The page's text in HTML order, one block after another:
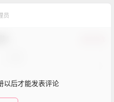
员
以后才能发表评论